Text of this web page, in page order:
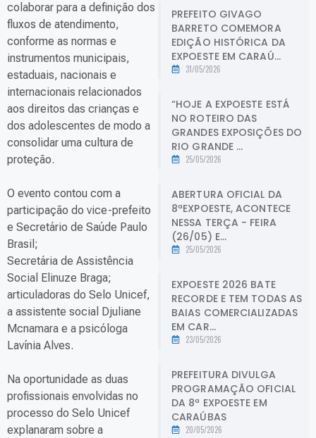
colaborar para a definição dos
fluxos de atendimento,
conforme as normas e
instrumentos municipais,
estaduais, nacionais e
internacionais relacionados
aos direitos das crianças e
dos adolescentes de modo a
consolidar uma cultura de
proteção.
O evento contou com a
participação do vice-prefeito
e Secretário de Saúde Paulo
Brasil;
Secretária de Assistência
Social Elinuze Braga;
articuladoras do Selo Unicef,
a assistente social Djuliane
Mcnamara e a psicóloga
Lavínia Alves.
Na oportunidade as duas
profissionais envolvidas no
processo do Selo Unicef
explanaram sobre a
PREFEITO GIVAGO
BARRETO COMEMORA
EDIÇÃO HISTÓRICA DA
EXPOESTE EM CARAÚ...
31/05/2026
“HOJE A EXPOESTE ESTÁ
NO ROTEIRO DAS
GRANDES EXPOSIÇÕES DO
RIO GRANDE ...
25/05/2026
ABERTURA OFICIAL DA
8ªEXPOESTE, ACONTECE
NESSA TERÇA - FEIRA
(26/05) E...
25/05/2026
EXPOESTE 2026 BATE
RECORDE E TEM TODAS AS
BAIAS COMERCIALIZADAS
EM CAR...
23/05/2026
PREFEITURA DIVULGA
PROGRAMAÇÃO OFICIAL
DA 8ª EXPOESTE EM
CARAÚBAS
20/05/2026